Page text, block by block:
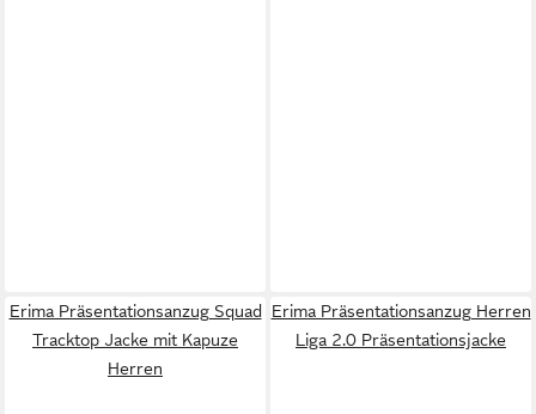
Erima Präsentationsanzug Squad
Tracktop Jacke mit Kapuze
Herren
Erima Präsentationsanzug Herren
Liga 2.0 Präsentationsjacke